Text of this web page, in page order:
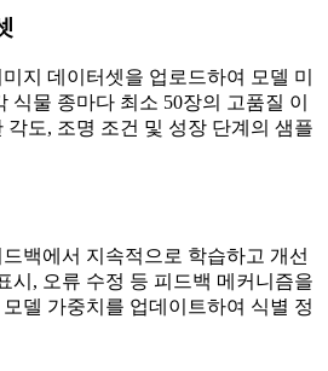
지 데이터셋을 업로드하여 모델 미
식물 종마다 최소 50장의 고품질 이
각도, 조명 조건 및 성장 단계의 샘플
백에서 지속적으로 학습하고 개선
시, 오류 수정 등 피드백 메커니즘을
델 가중치를 업데이트하여 식별 정